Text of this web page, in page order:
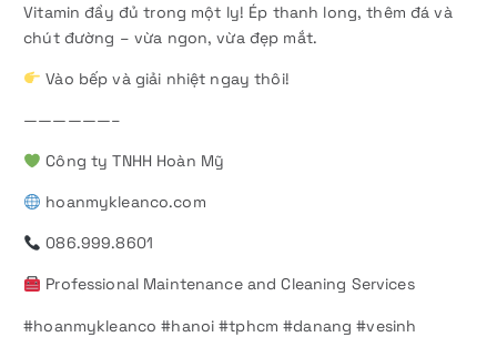
Vitamin đầy đủ trong một ly! Ép thanh long, thêm đá và
chút đường – vừa ngon, vừa đẹp mắt.
Vào bếp và giải nhiệt ngay thôi!
——————–
Công ty TNHH Hoàn Mỹ
hoanmykleanco.com
086.999.8601
Professional Maintenance and Cleaning Services
#hoanmykleanco #hanoi #tphcm #danang #vesinh